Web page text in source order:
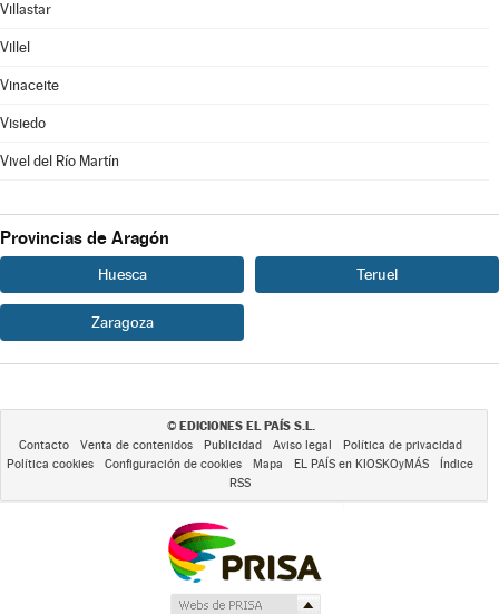
Villastar
Villel
Vinaceite
Visiedo
Vivel del Río Martín
Provincias de Aragón
Huesca Teruel
Zaragoza
© EDICIONES EL PAÍS S.L.
Contacto Venta de contenidos Publicidad Aviso legal
Política de privacidad
Política cookies
Configuración de cookies Mapa EL PAÍS en KIOSKOyMÁS
Índice
RSS